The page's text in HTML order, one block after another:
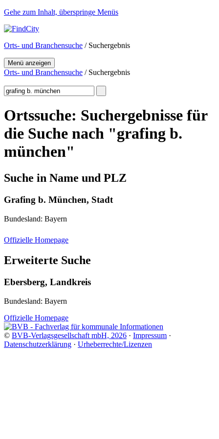
Gehe zum Inhalt, überspringe Menüs
Orts- und Branchensuche / Suchergebnis
Menü anzeigen
Orts- und Branchensuche / Suchergebnis
Ortssuche: Suchergebnisse für
die Suche nach "grafing b.
münchen"
Suche in Name und PLZ
Grafing b. München, Stadt
Bundesland: Bayern
Offizielle Homepage
Erweiterte Suche
Ebersberg, Landkreis
Bundesland: Bayern
Offizielle Homepage
© BVB-Verlagsgesellschaft mbH, 2026 · Impressum ·
Datenschutzerklärung · Urheberrechte/Lizenzen